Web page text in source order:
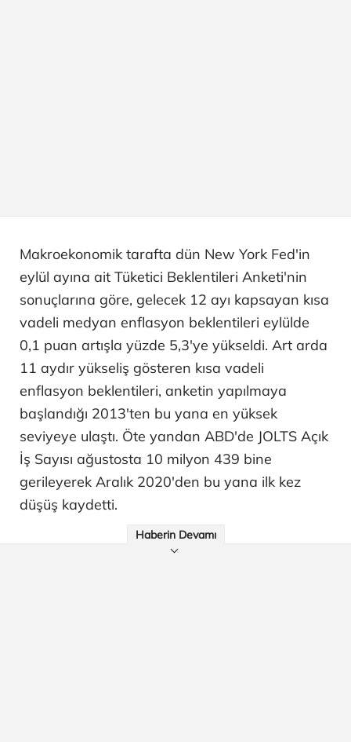
Makroekonomik tarafta dün New York Fed'in
eylül ayına ait Tüketici Beklentileri Anketi'nin
sonuçlarına göre, gelecek 12 ayı kapsayan kısa
vadeli medyan enflasyon beklentileri eylülde
0,1 puan artışla yüzde 5,3'ye yükseldi. Art arda
11 aydır yükseliş gösteren kısa vadeli
enflasyon beklentileri, anketin yapılmaya
başlandığı 2013'ten bu yana en yüksek
seviyeye ulaştı. Öte yandan ABD'de JOLTS Açık
İş Sayısı ağustosta 10 milyon 439 bine
gerileyerek Aralık 2020'den bu yana ilk kez
düşüş kaydetti.
Haberin Devamı